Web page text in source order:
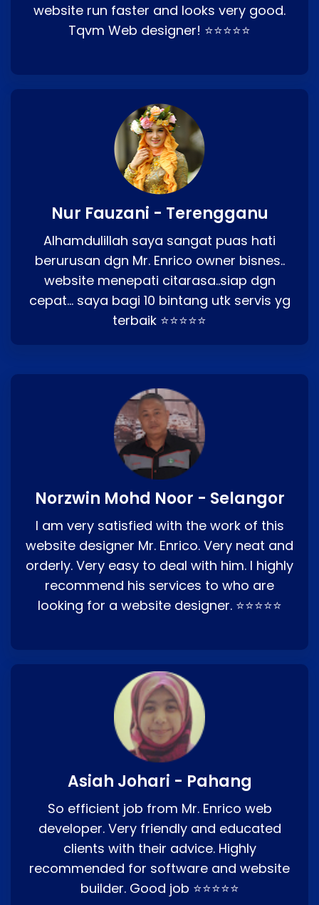
website run faster and looks very good.
Tqvm Web designer! ⭐⭐⭐⭐⭐
Nur Fauzani - Terengganu
Alhamdulillah saya sangat puas hati
berurusan dgn Mr. Enrico owner bisnes..
website menepati citarasa..siap dgn
cepat… saya bagi 10 bintang utk servis yg
terbaik ⭐⭐⭐⭐⭐
Norzwin Mohd Noor - Selangor
I am very satisfied with the work of this
website designer Mr. Enrico. Very neat and
orderly. Very easy to deal with him. I highly
recommend his services to who are
looking for a website designer. ⭐⭐⭐⭐⭐
Asiah Johari - Pahang
So efficient job from Mr. Enrico web
developer. Very friendly and educated
clients with their advice. Highly
recommended for software and website
builder. Good job ⭐⭐⭐⭐⭐